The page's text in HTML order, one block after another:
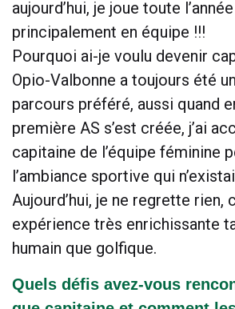
aujourd’hui, je joue toute
principalement en équipe !!!
Pourquoi ai-je voulu devenir
Opio-Valbonne a toujours été
parcours préféré, aussi quand
première AS s’est créée, j’ai
capitaine de l’équipe féminine
l’ambiance sportive qui
Aujourd’hui, je ne regrette rien,
expérience très enrichissante
humain que golfique.
Quels défis avez-vous